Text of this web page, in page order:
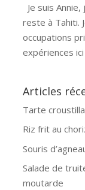
Je suis
reste à Tahiti.
occupations
expériences
Articles
Tarte
Riz frit au
Souris
Salade de
moutarde